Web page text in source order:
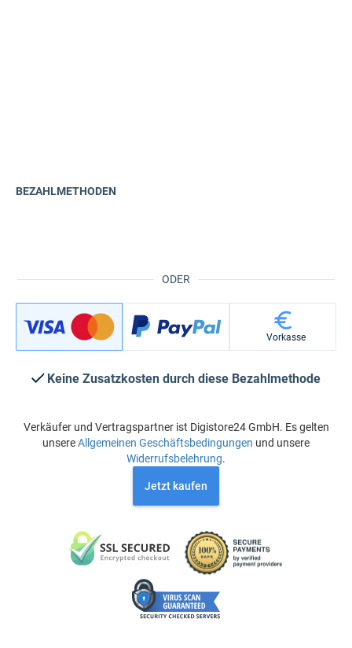
ODER
BEZAHLMETHODEN
Vorkasse
Keine Zusatzkosten durch diese Bezahlmethode
Verkäufer und Vertragspartner ist Digistore24 GmbH. Es gelten
unsereAllgemeinen Geschäftsbedingungen und unsere
Widerrufsbelehrung.
Jetzt kaufen